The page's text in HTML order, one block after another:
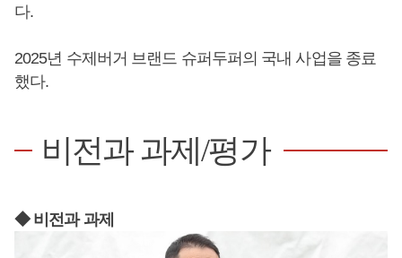
다.
2025년 수제버거 브랜드 슈퍼두퍼의 국내 사업을 종료
했다.
비전과 과제/평가
◆ 비전과 과제